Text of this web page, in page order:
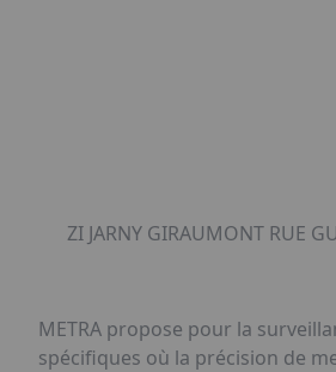
ZI JARNY GIRAUMONT RUE
METRA propose pour la
spécifiques où la précision de